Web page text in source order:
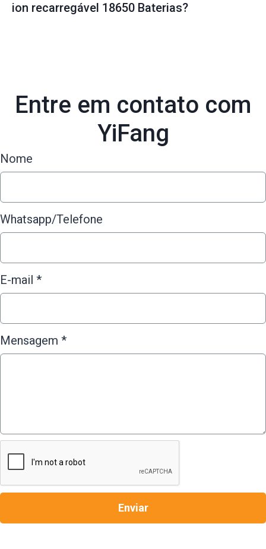
ion recarregável 18650 Baterias?
Entre em contato com
YiFang
Nome
Whatsapp/Telefone
E-mail *
Mensagem *
Enviar